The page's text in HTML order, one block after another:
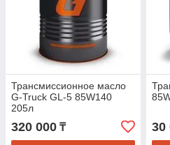
Трансмиссионное масло
G-Truck GL-5 85W140
205л
320 000 ₸ 30